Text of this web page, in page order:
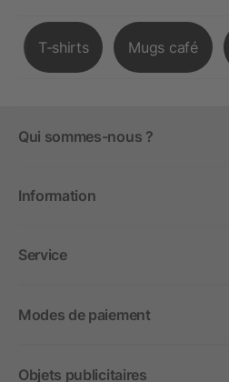
T-shirts Mugs café
Qui sommes-nous ?
Information
Service
Modes de paiement
Objets publicitaires